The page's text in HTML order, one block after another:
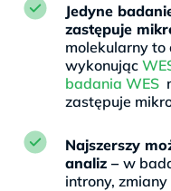
Jedyne
zastępuje
molekularny to
wykonując
badania WES
zastępuje
Najszerszy
analiz – w
introny, zmiany